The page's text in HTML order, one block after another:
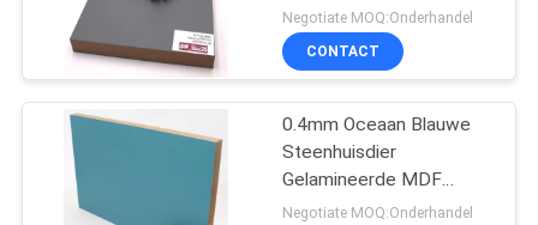
NIEUWS
GEVALLEN
Gelamineerde MDF
Comités
Negotiate MOQ:Onderhandel
CONTACT
0.4mm Oceaan Blauwe
Steenhuisdier
Gelamineerde MDF
Comités 730kgs/Cbm
Negotiate MOQ:Onderhandel